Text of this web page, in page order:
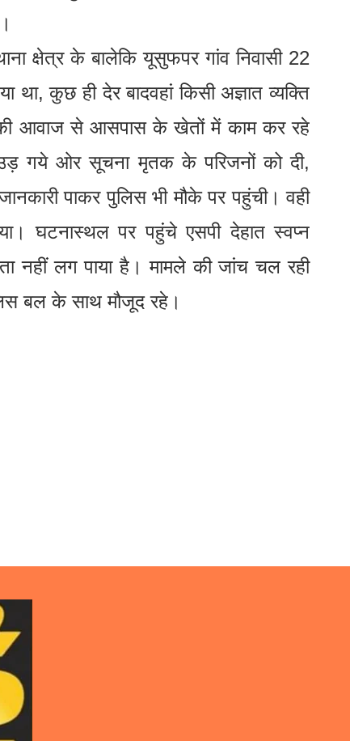
क्षेत्र के बालेकि यूसुफपर गांव निवासी 22
कुछ ही देर बादवहां किसी अज्ञात व्यक्ति
की आवाज से आसपास के खेतों में काम कर रहे
गये ओर सूचना मृतक के परिजनों को दी,
पाकर पुलिस भी मौके पर पहुंची। वही
घटनास्थल पर पहुंचे एसपी देहात स्वप्न
नहीं लग पाया है। मामले की जांच चल रही
बल के साथ मौजूद रहे।